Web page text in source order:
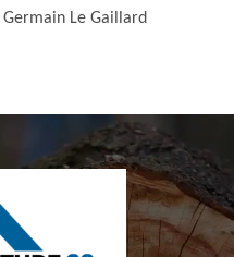
Le Gaillard